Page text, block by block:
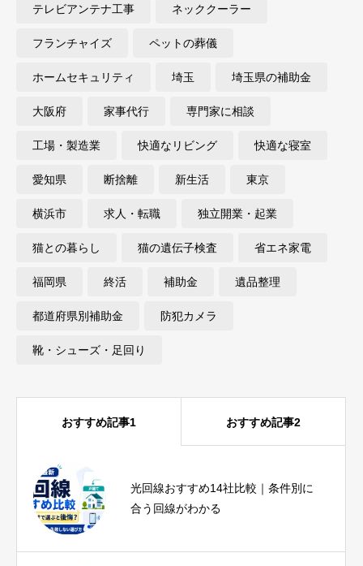
テレビアンテナ工事 ネッククーラー
フランチャイズ ペットの葬儀
ホームセキュリティ 埼玉 埼玉県の補助金
大阪府 家事代行 専門家に相談
工場・製造業 快適なリビング 快適な寝室
愛知県 断捨離 新生活 東京
横浜市 求人・転職 独立開業・起業
猫との暮らし 猫の遺伝子検査 省エネ家電
福岡県 終活 補助金 遺品整理
都道府県別補助金 防犯カメラ
靴・シューズ・足回り
おすすめ記事1 おすすめ記事2
光回線おすすめ14社比較｜条件別に
合う回線がわかる
ピラティス資格おすすめ比較｜種
類・費用・期間と失敗しない選び方